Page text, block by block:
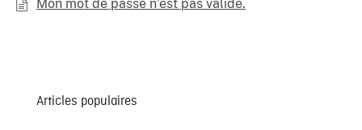
Mon mot de passe n’est pas valide.
Articles populaires